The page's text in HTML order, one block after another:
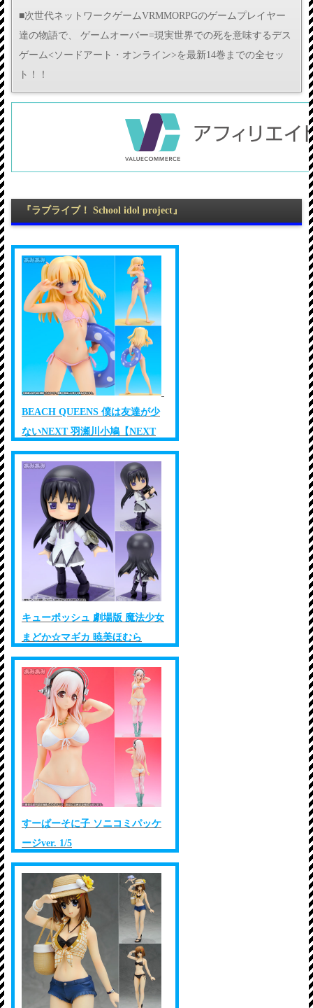
■次世代ネットワークゲームVRMMORPGのゲームプレイヤー
達の物語で、 ゲームオーバー=現実世界での死を意味するデス
ゲーム<ソードアート・オンライン>を最新14巻までの全セッ
ト！！
『ラブライブ！ School idol project』
BEACH QUEENS 僕は友達が少
ないNEXT 羽瀬川小鳩【NEXT
Ver.】
キューポッシュ 劇場版 魔法少女
まどか☆マギカ 暁美ほむら
すーぱーそに子 ソニコミパッケ
ージver. 1/5